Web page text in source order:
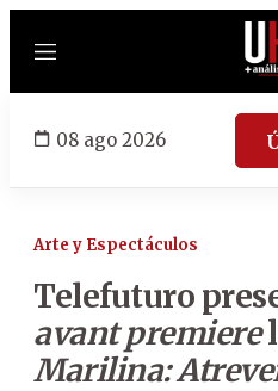
Menú
08 ago 2026
Arte y Espectáculos
Telefuturo
avant premiere
Marilina: